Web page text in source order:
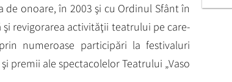
onoare, în 2003 şi cu Ordinul Sfânt în
şi revigorarea activităţii teatrului pe care-
numeroase participări la festivaluri
premii ale spectacolelor Teatrului „Vaso